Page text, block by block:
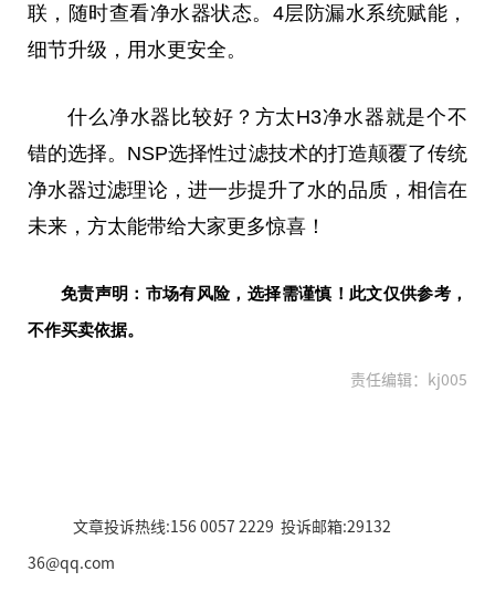
联，随时查看净水器状态。4层防漏水系统赋能，
细节升级，用水更安全。
什么净水器比较好？方太H3净水器就是个不
错的选择。NSP选择性过滤技术的打造颠覆了传统
净水器过滤理论，进一步提升了水的品质，相信在
未来，方太能带给大家更多惊喜！
免责声明：市场有风险，选择需谨慎！此文仅供参考，
不作买卖依据。
责任编辑：kj005
文章投诉热线:156 0057 2229 投诉邮箱:29132
36@qq.com